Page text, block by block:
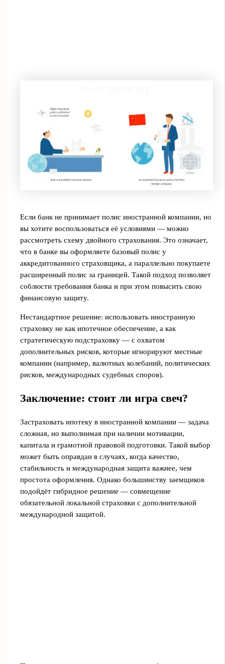
Если банк не принимает полис иностранной компании, но
вы хотите воспользоваться её условиями — можно
рассмотреть схему двойного страхования. Это означает,
что в банке вы оформляете базовый полис у
аккредитованного страховщика, а параллельно покупаете
расширенный полис за границей. Такой подход позволяет
соблюсти требования банка и при этом повысить свою
финансовую защиту.
Нестандартное решение: использовать иностранную
страховку не как ипотечное обеспечение, а как
стратегическую подстраховку — с охватом
дополнительных рисков, которые игнорируют местные
компании (например, валютных колебаний, политических
рисков, международных судебных споров).
Заключение: стоит ли игра свеч?
Застраховать ипотеку в иностранной компании — задача
сложная, но выполнимая при наличии мотивации,
капитала и грамотной правовой подготовки. Такой выбор
может быть оправдан в случаях, когда качество,
стабильность и международная защита важнее, чем
простота оформления. Однако большинству заемщиков
подойдёт гибридное решение — совмещение
обязательной локальной страховки с дополнительной
международной защитой.